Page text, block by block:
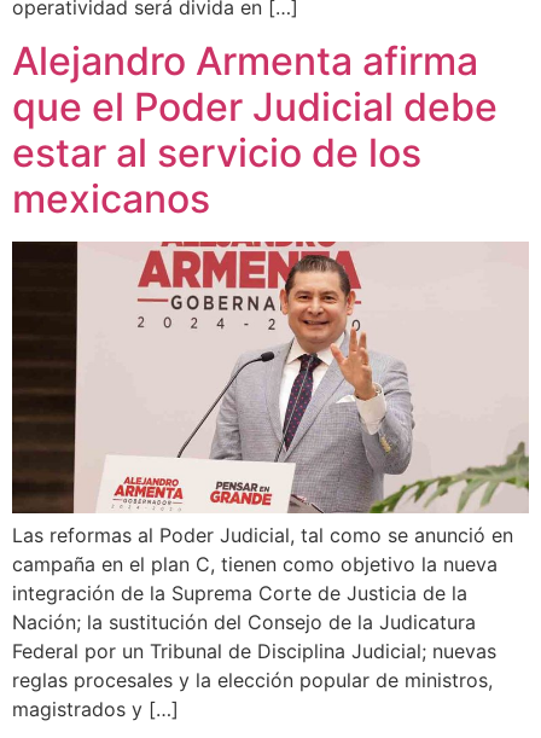
operatividad será divida en […]
Alejandro Armenta afirma
que el Poder Judicial debe
estar al servicio de los
mexicanos
Las reformas al Poder Judicial, tal como se anunció en
campaña en el plan C, tienen como objetivo la nueva
integración de la Suprema Corte de Justicia de la
Nación; la sustitución del Consejo de la Judicatura
Federal por un Tribunal de Disciplina Judicial; nuevas
reglas procesales y la elección popular de ministros,
magistrados y […]